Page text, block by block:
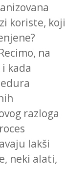
koriste, koji
na
kada
razloga
lakši
neki alati,